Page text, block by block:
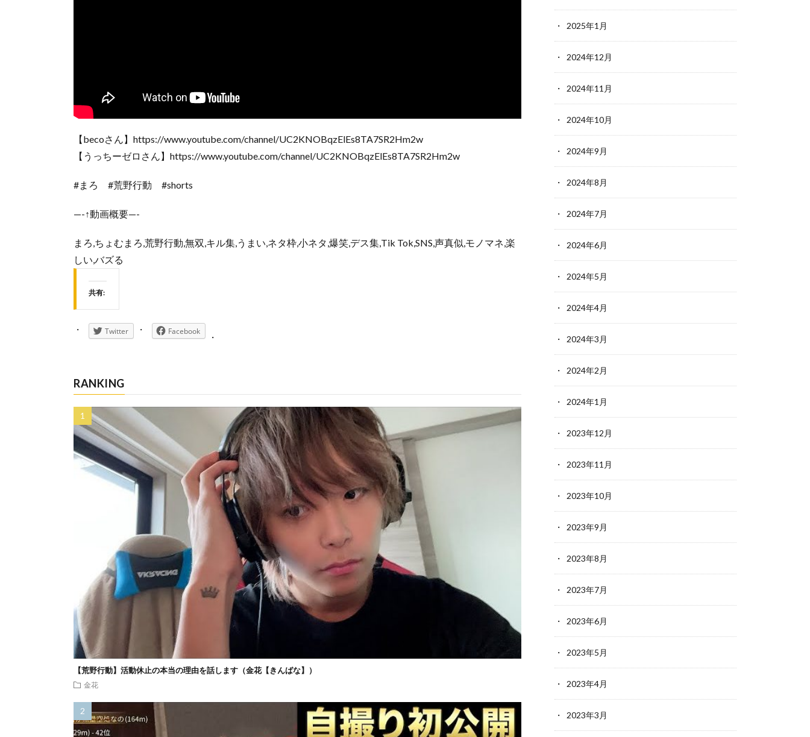
【becoさん】https://www.youtube.com/channel/UC2KNOBqzElEs8TA7SR2Hm2w
【うっちーゼロさん】https://www.youtube.com/channel/UC2KNOBqzElEs8TA7SR2Hm2w
#まろ #荒野行動 #shorts
—-↑動画概要—-
まろ,ちょむまろ,荒野行動,無双,キル集,うまい,ネタ枠,小ネタ,爆笑,デス集,Tik Tok,SNS,声真似,モノマネ,楽
しい,バズる
共有:
Twitter Facebook
RANKING
【荒野行動】活動休止の本当の理由を話します（金花【きんばな】）
金花
2025年1月
2024年12月
2024年11月
2024年10月
2024年9月
2024年8月
2024年7月
2024年6月
2024年5月
2024年4月
2024年3月
2024年2月
2024年1月
2023年12月
2023年11月
2023年10月
2023年9月
2023年8月
2023年7月
2023年6月
2023年5月
2023年4月
2023年3月